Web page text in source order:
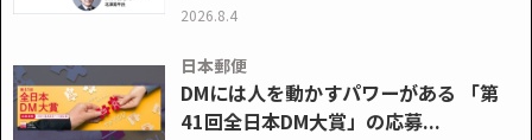
2026.8.4
日本郵便
DMには人を動かすパワーがある 「第
41回全日本DM大賞」の応募...